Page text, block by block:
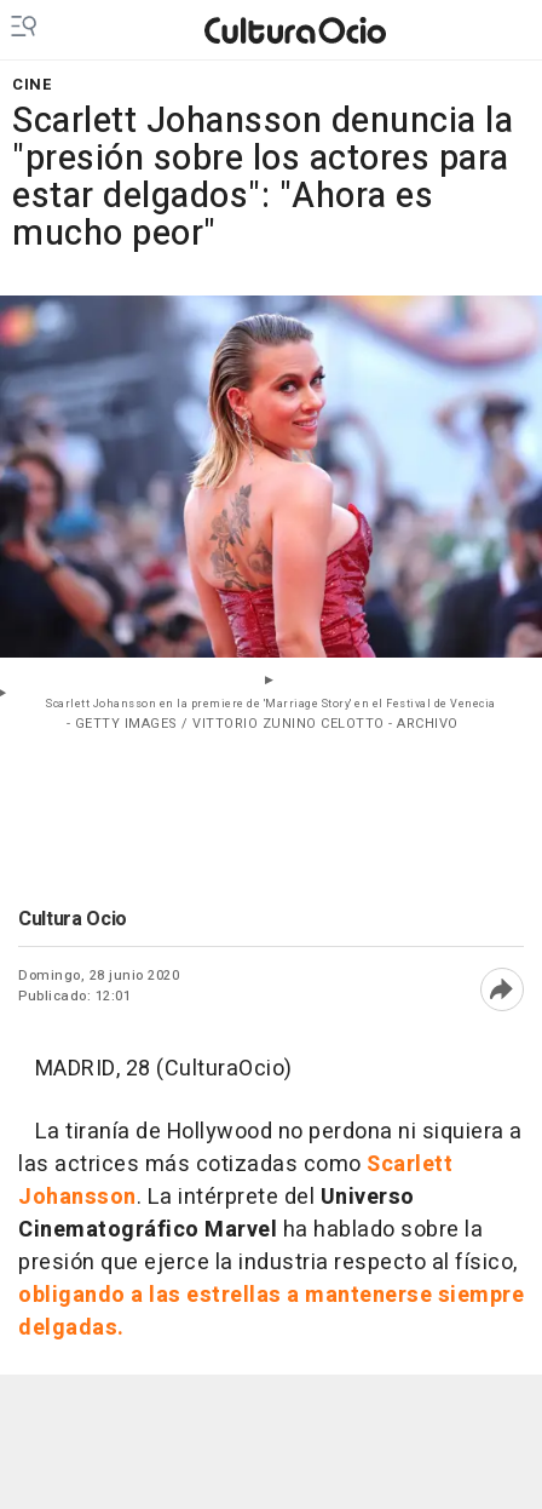
CINE
Scarlett Johansson denuncia la
"presión sobre los actores para
estar delgados": "Ahora es
mucho peor"
Scarlett Johansson en la premiere de 'Marriage Story' en el Festival de Venecia
- GETTY IMAGES / VITTORIO ZUNINO CELOTTO - ARCHIVO
Cultura Ocio
Domingo, 28 junio 2020
Publicado: 12:01
MADRID, 28 (CulturaOcio)
La tiranía de Hollywood no perdona ni siquiera a
las actrices más cotizadas como Scarlett
Johansson. La intérprete del Universo
Cinematográfico Marvel ha hablado sobre la
presión que ejerce la industria respecto al físico,
obligando a las estrellas a mantenerse siempre
delgadas.